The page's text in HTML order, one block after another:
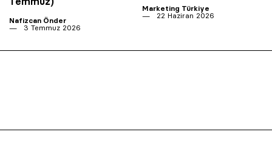
Nafizcan Önder
3 Temmuz 2026
Marketing Türkiye
22 Haziran 2026